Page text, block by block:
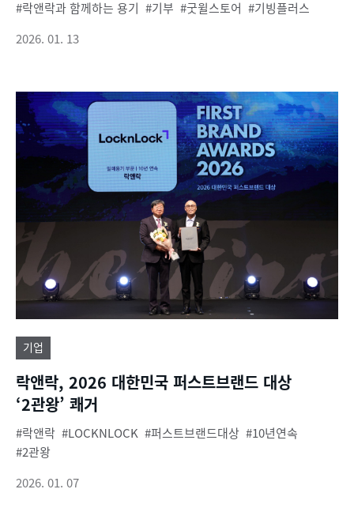
락앤락과 함께하는 용기 기부 굿윌스토어
기빙플러스
2026. 01. 13
기업
락앤락, 2026 대한민국 퍼스트브랜드 대상
‘2관왕’ 쾌거
락앤락 LOCKNLOCK 퍼스트브랜드대상
10년연속
2관왕
2026. 01. 07